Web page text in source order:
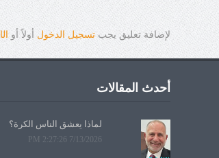
لإضافة تعليق يجبتسجيل الدخول أولاً أوالا
أحدث المقالات
لماذا يعشق الناس الكرة؟
7/13/2026 2:27:26 PM